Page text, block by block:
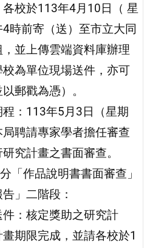
各校於113年4月10日（ 星
時前寄（送）至市立大同
並上傳雲端資料庫辦理
為單位現場送件，亦可
郵戳為憑）。
程：113年5月3日（星期
聘請專家學者擔任審查
究計畫之書面審查。
「作品說明書書面審查」
」二階段：
件：核定獎助之研究計
期限完成，並請各校於1